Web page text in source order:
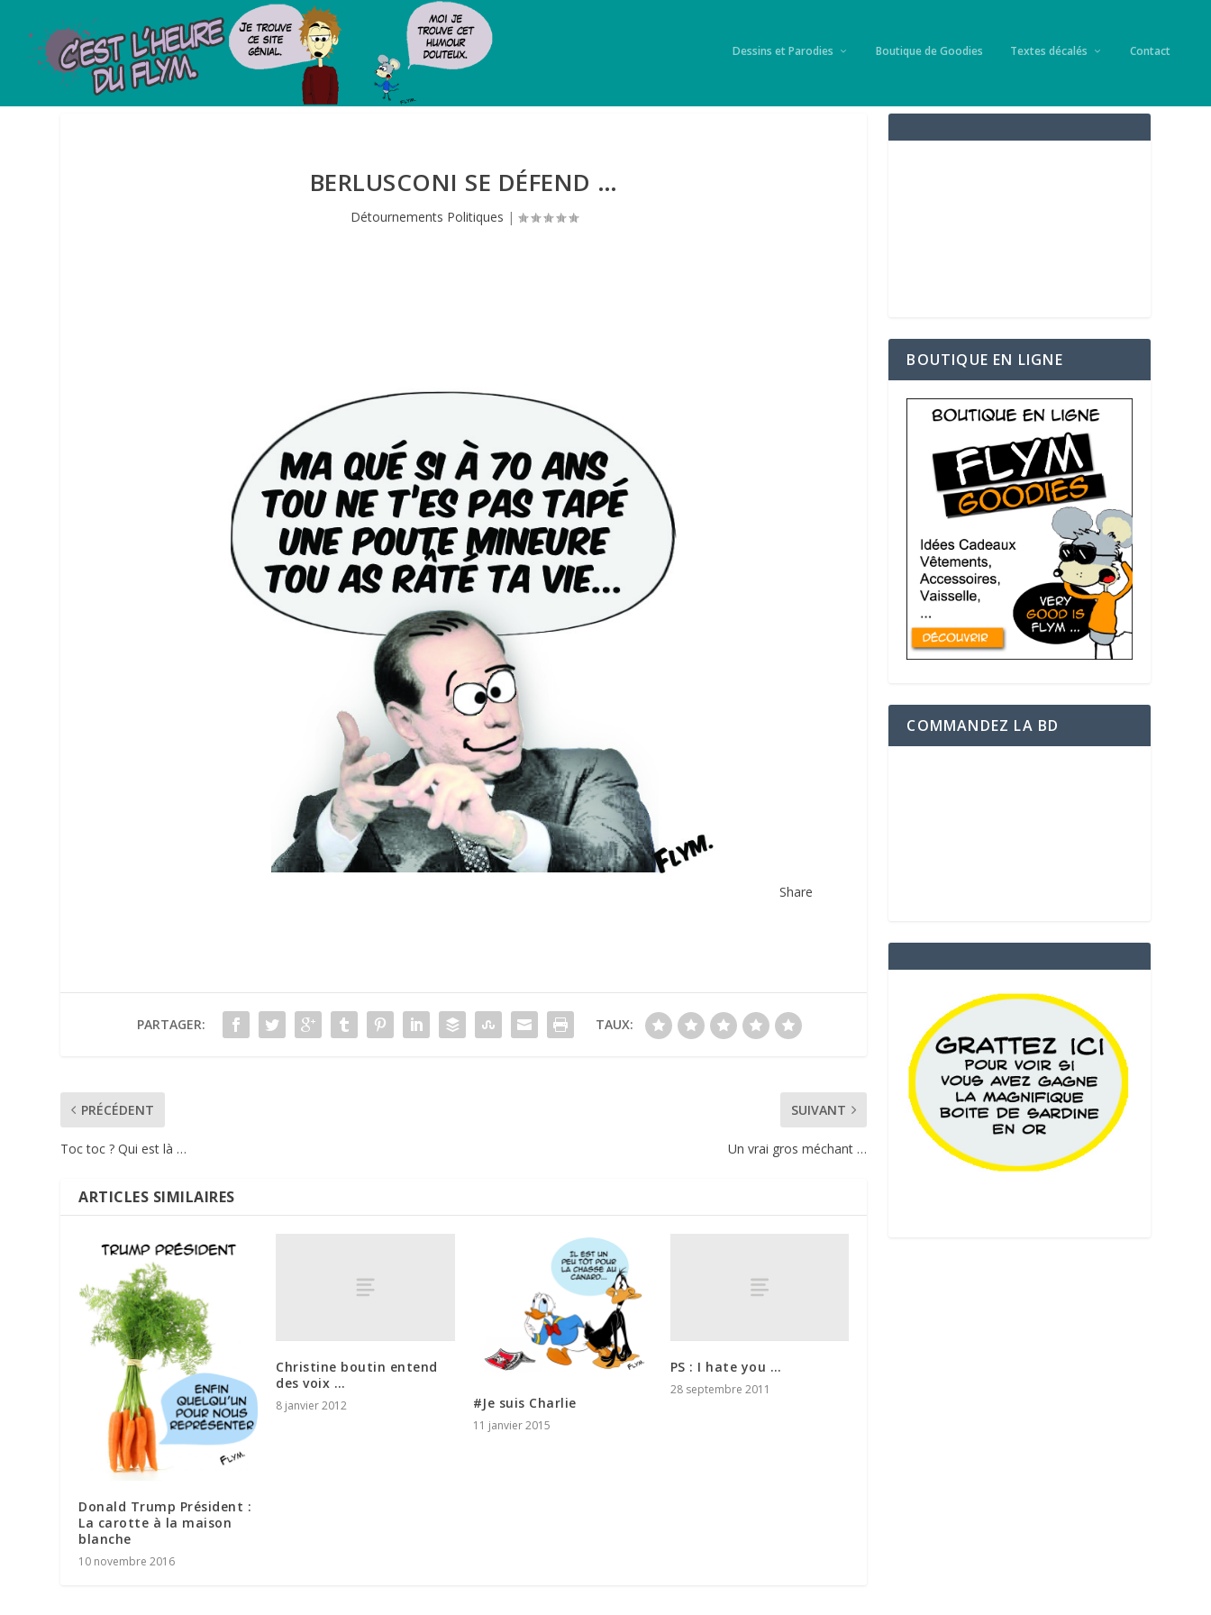
Dessins et Parodies Boutique de Goodies Textes décalés Contact
BERLUSCONI SE DÉFEND …
Détournements Politiques |
Share
PARTAGER: TAUX:
PRÉCÉDENT
Toc toc ? Qui est là …
SUIVANT
Un vrai gros méchant …
ARTICLES SIMILAIRES
Donald Trump Président :
La carotte à la maison
blanche
10 novembre 2016
Christine boutin entend
des voix …
8 janvier 2012 #Je suis Charlie
11 janvier 2015
PS : I hate you …
28 septembre 2011
BOUTIQUE EN LIGNE
COMMANDEZ LA BD